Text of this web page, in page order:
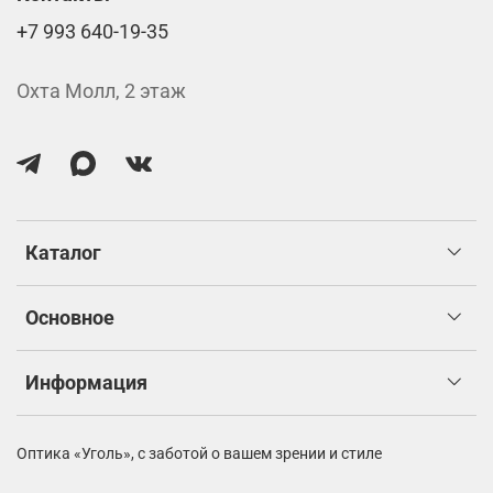
Каталог
Основное
Информация
+7 993 640-19-35
Охта Молл, 2 этаж
Оптика «Уголь», с заботой о вашем зрении и стиле